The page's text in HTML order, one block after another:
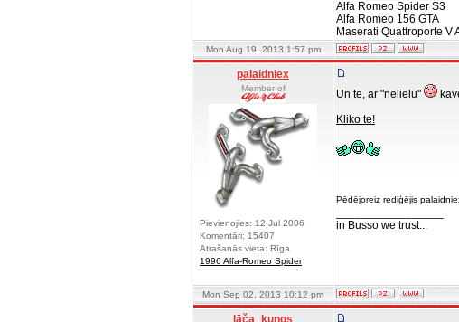
Alfa Romeo Spider S3
Alfa Romeo 156 GTA
Maserati Quattroporte V
Mon Aug 19, 2013 1:57 pm
palaidniex
Member of
Pievienojies: 12 Jul 2006
Komentāri: 15407
Atrašanās vieta: Rīga
1996 Alfa-Romeo Spider
Un te, ar "nelielu"
Kliko te!
Pēdējoreiz rediģējis
in Busso we trust...
Mon Sep 02, 2013 10:12 pm
lāča_kungs